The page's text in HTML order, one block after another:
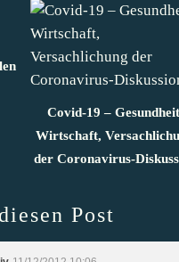
Covid-19 –
Wirtschaft,
der Coronavirus-
Post